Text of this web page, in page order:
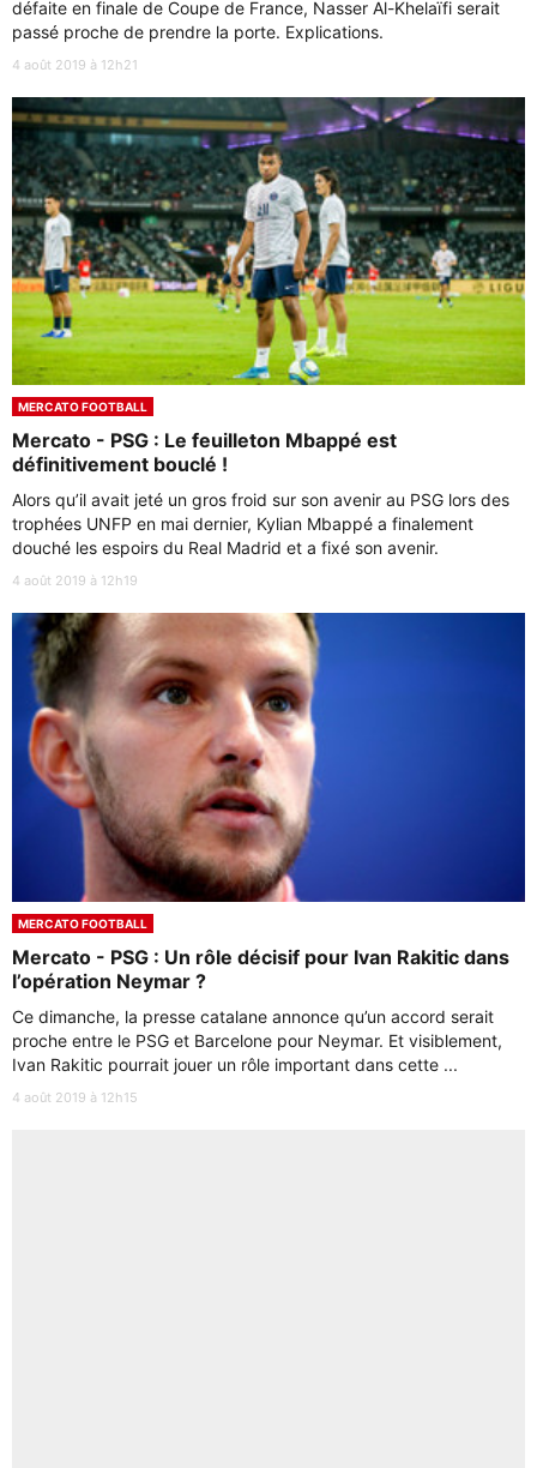
défaite en finale de Coupe de France, Nasser Al-Khelaïfi serait
passé proche de prendre la porte. Explications.
4 août 2019 à 12h21
MERCATO FOOTBALL
Mercato - PSG : Le feuilleton Mbappé est
définitivement bouclé !
Alors qu’il avait jeté un gros froid sur son avenir au PSG lors des
trophées UNFP en mai dernier, Kylian Mbappé a finalement
douché les espoirs du Real Madrid et a fixé son avenir.
4 août 2019 à 12h19
MERCATO FOOTBALL
Mercato - PSG : Un rôle décisif pour Ivan Rakitic dans
l’opération Neymar ?
Ce dimanche, la presse catalane annonce qu’un accord serait
proche entre le PSG et Barcelone pour Neymar. Et visiblement,
Ivan Rakitic pourrait jouer un rôle important dans cette ...
4 août 2019 à 12h15